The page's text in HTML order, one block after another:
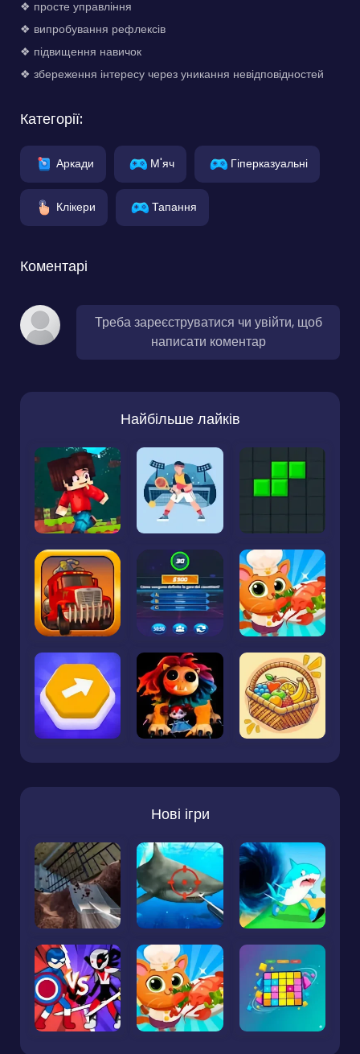
❖ просте управління
❖ випробування рефлексів
❖ підвищення навичок
❖ збереження інтересу через уникання невідповідностей
Категорії:
Аркади М'яч Гіперказуальні
Клікери Тапання
Коментарі
Треба зареєструватися чи увійти, щоб
написати коментар
Найбільше лайків
Нові ігри